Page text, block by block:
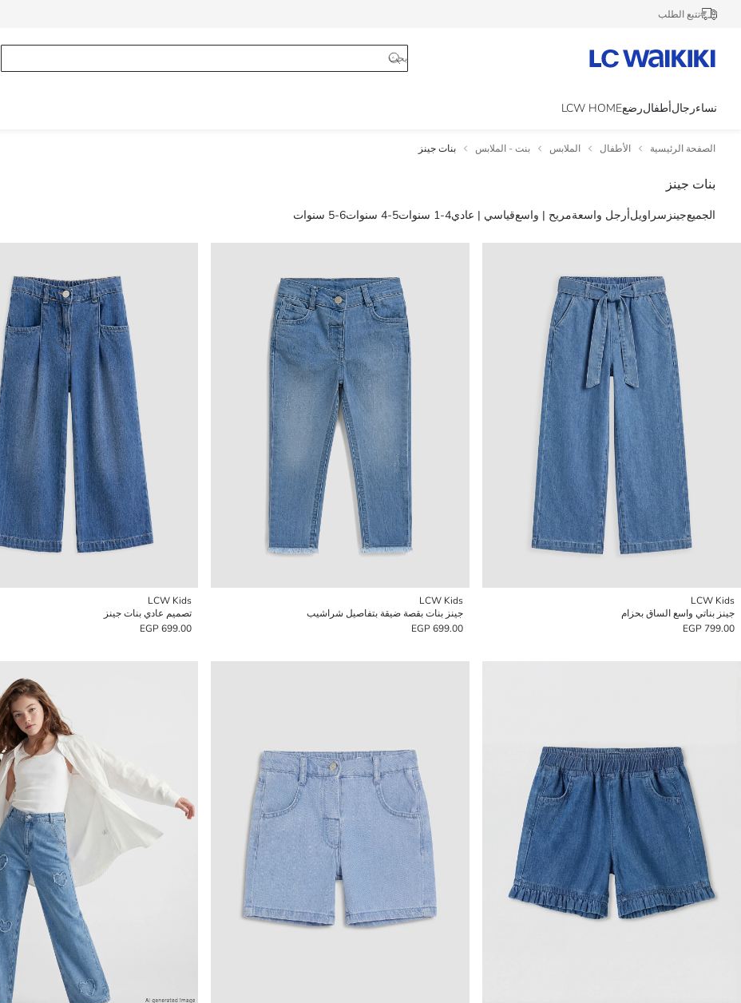
تتبع الطلب
نساءرجالأطفالرضعLCW HOME
الصفحة الرئيسية الأطفال الملابس بنت - الملابس بنات جينز
بنات جينز
الجميعجينز سراويلأرجل واسعةمريح | واسعقياسي | عادي1-4 سنوات 4-5 سنوات 5-6 سنوات
LCW Kids
جينز بناتي واسع الساق بحزام
799.00 EGP
LCW Kids
جينز بنات بقصة ضيقة بتفاصيل شراشيب
699.00 EGP
LCW Kids
تصميم عادي بنات جينز
699.00 EGP